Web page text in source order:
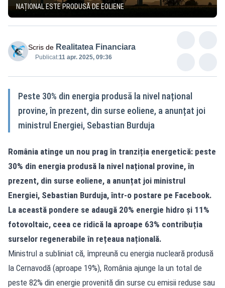
NAȚIONAL ESTE PRODUSĂ DE EOLIENE
Scris de Realitatea Financiara
Publicat:11 apr. 2025, 09:36
Peste 30% din energia produsă la nivel național
provine, în prezent, din surse eoliene, a anunțat joi
ministrul Energiei, Sebastian Burduja
România atinge un nou prag în tranziția energetică: peste
30% din energia produsă la nivel național provine, în
prezent, din surse eoliene, a anunțat joi ministrul
Energiei, Sebastian Burduja, într-o postare pe Facebook.
La această pondere se adaugă 20% energie hidro și 11%
fotovoltaic, ceea ce ridică la aproape 63% contribuția
surselor regenerabile în rețeaua națională.
Ministrul a subliniat că, împreună cu energia nucleară produsă
la Cernavodă (aproape 19%), România ajunge la un total de
peste 82% din energie provenită din surse cu emisii reduse sau